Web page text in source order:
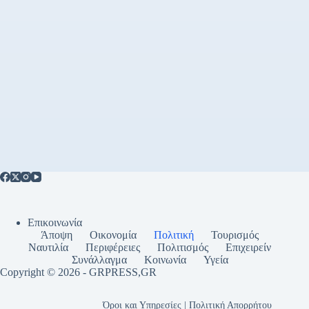
Επικοινωνία
Άποψη
Οικονομία Πολιτική
Τουρισμός
Ναυτιλία
Περιφέρειες Πολιτισμός
Επιχειρείν
Συνάλλαγμα
Κοινωνία
Υγεία
Copyright © 2026 - GRPRESS,GR
Όροι και Υπηρεσίες | Πολιτική Απορρήτου